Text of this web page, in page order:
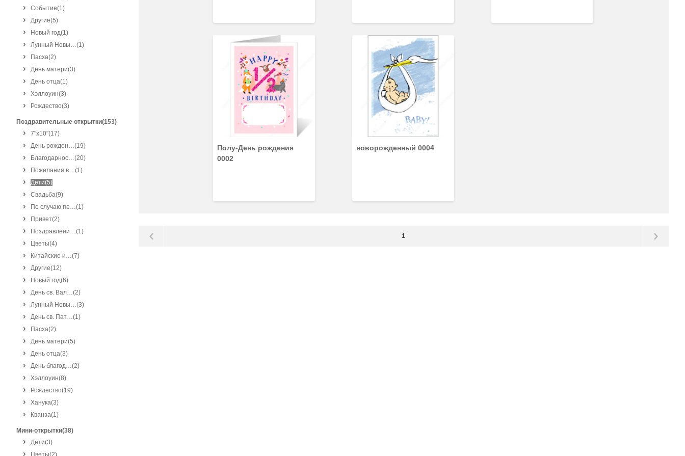
Событие(1)
Другие(5)
Новый год(1)
Лунный Новы…(1)
Пасха(2)
День матери(3)
День отца(1)
Хэллоуин(3)
Рождество(3)
Поздравительные открытки(153)
7"x10"(17)
День рожден…(19)
Благодарнос…(20)
Пожелания в…(1)
Дети(5)
Свадьба(9)
По случаю пе…(1)
Привет(2)
Поздравлени…(1)
Цветы(4)
Китайские и…(7)
Другие(12)
Новый год(6)
День св. Вал…(2)
Лунный Новы…(3)
День св. Пат…(1)
Пасха(2)
День матери(5)
День отца(3)
День благод…(2)
Хэллоуин(8)
Рождество(19)
Ханука(3)
Кванза(1)
Мини-открытки(38)
Дети(3)
Цветы(2)
Полу-День рождения
0002
новорожденный 0004
1